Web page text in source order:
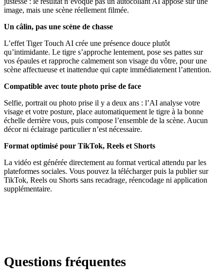
image, mais une scène réellement filmée.
Un câlin, pas une scène de chasse
L’effet Tiger Touch AI crée une présence douce plutôt
qu’intimidante. Le tigre s’approche lentement, pose ses pattes sur
vos épaules et rapproche calmement son visage du vôtre, pour une
scène affectueuse et inattendue qui capte immédiatement l’attention.
Compatible avec toute photo prise de face
Selfie, portrait ou photo prise il y a deux ans : l’AI analyse votre
visage et votre posture, place automatiquement le tigre à la bonne
échelle derrière vous, puis compose l’ensemble de la scène. Aucun
décor ni éclairage particulier n’est nécessaire.
Format optimisé pour TikTok, Reels et Shorts
La vidéo est générée directement au format vertical attendu par les
plateformes sociales. Vous pouvez la télécharger puis la publier sur
TikTok, Reels ou Shorts sans recadrage, réencodage ni application
supplémentaire.
Questions fréquentes